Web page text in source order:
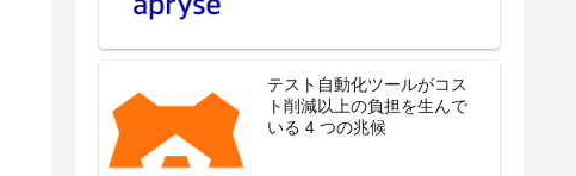
テスト自動化ツールがコス
ト削減以上の負担を生んで
いる 4 つの兆候